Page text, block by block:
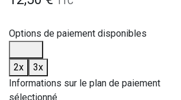
Options de paiement disponibles
2x
3x
Informations sur le plan de paiement
sélectionné